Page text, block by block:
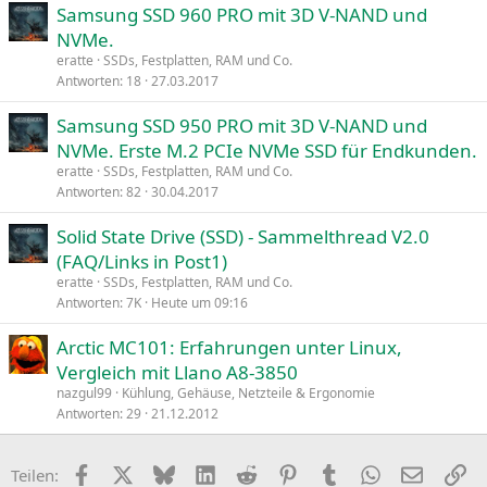
Samsung SSD 960 PRO mit 3D V-NAND und
NVMe.
eratte SSDs, Festplatten, RAM und Co.
Antworten 18 27.03.2017
Samsung SSD 950 PRO mit 3D V-NAND und
NVMe. Erste M.2 PCIe NVMe SSD für Endkunden.
eratte SSDs, Festplatten, RAM und Co.
Antworten 82 30.04.2017
Solid State Drive (SSD) - Sammelthread V2.0
(FAQ/Links in Post1)
eratte SSDs, Festplatten, RAM und Co.
Antworten 7K Heute um 09:16
Arctic MC101: Erfahrungen unter Linux,
Vergleich mit Llano A8-3850
nazgul99
Kühlung, Gehäuse, Netzteile & Ergonomie
Antworten 29 21.12.2012
Teilen: Facebook BlueskyLinkedIn
Reddit PinterestTumblr WhatsApp
E-Mail